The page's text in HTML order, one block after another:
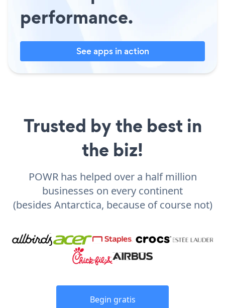
performance.
See apps in action
Trusted by the best in
the biz!
POWR has helped over a half million
businesses on every continent
(besides Antarctica, because of course not)
Begin gratis